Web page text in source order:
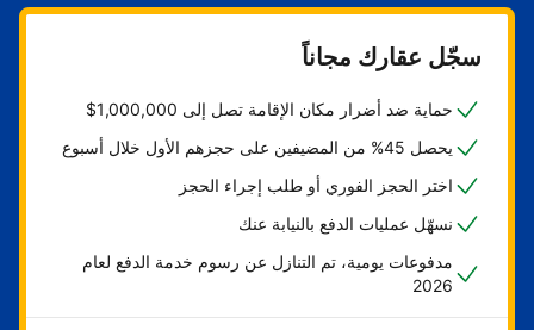
سجّل عقارك مجاناً
حماية ضد أضرار مكان الإقامة تصل إلى 1,000,000$
يحصل 45% من المضيفين على حجزهم الأول خلال أسبوع
اختر الحجز الفوري أو طلب إجراء الحجز
نسهّل عمليات الدفع بالنيابة عنك
مدفوعات يومية، تم التنازل عن رسوم خدمة الدفع لعام
2026